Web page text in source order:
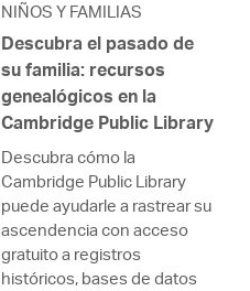
NIÑOS Y FAMILIAS
Descubra el pasado de
su familia: recursos
genealógicos en la
Cambridge Public Library
Descubra cómo la
Cambridge Public Library
puede ayudarle a rastrear su
ascendencia con acceso
gratuito a registros
históricos, bases de datos